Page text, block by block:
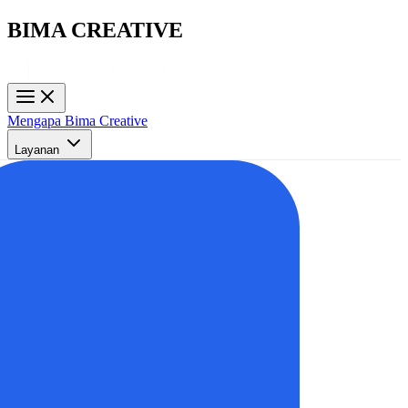
BIMA CREATIVE
Mengapa Bima Creative
Layanan